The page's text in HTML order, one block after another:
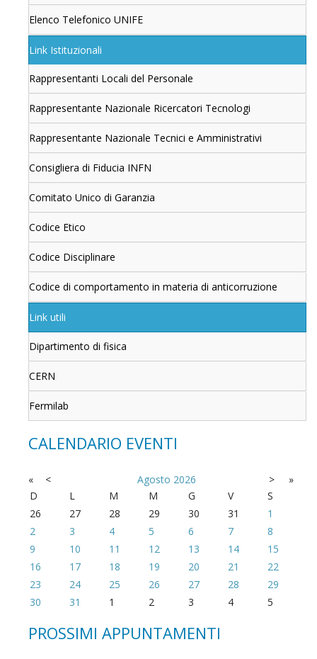
Elenco Telefonico UNIFE
Link Istituzionali
Rappresentanti Locali del Personale
Rappresentante Nazionale Ricercatori Tecnologi
Rappresentante Nazionale Tecnici e Amministrativi
Consigliera di Fiducia INFN
Comitato Unico di Garanzia
Codice Etico
Codice Disciplinare
Codice di comportamento in materia di anticorruzione
Link utili
Dipartimento di fisica
CERN
Fermilab
CALENDARIO EVENTI
« < Agosto 2026 >
»
D
L M M G V
S
26
27 28 29 30 31
1
2
3 4 5 6 7
8
9
10 11 12 13 14
15
16
17 18 19 20 21
22
23
24 25 26 27 28
29
30
31 1 2 3 4 5
PROSSIMI APPUNTAMENTI